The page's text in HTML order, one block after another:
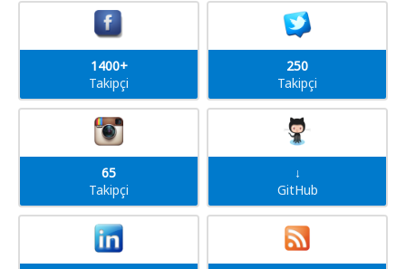
1400+
Takipçi
250
Takipçi
65
Takipçi
↓
GitHub